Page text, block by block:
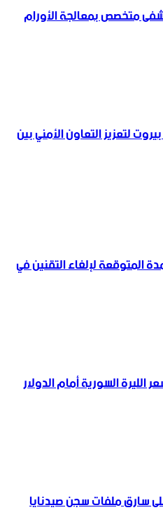
متخصص بمعالجة الأورام
لتعزيز التعاون ‏الأمني ‏بين
المتوقعة لإلغاء التقنين في
السورية أمام الدولار
سارق ملفات سجن صيدنايا